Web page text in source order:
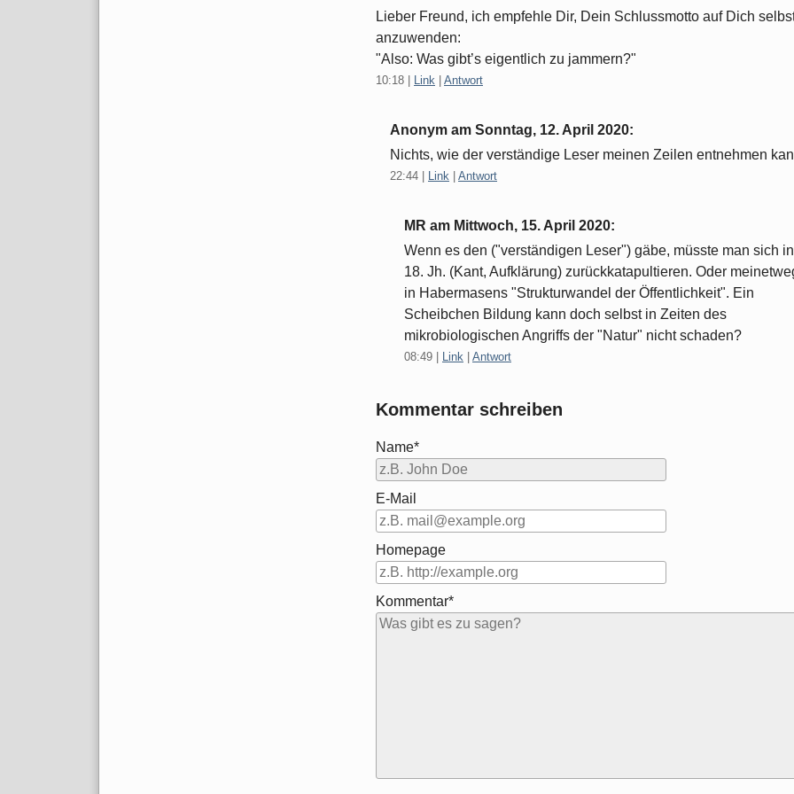
Lieber Freund, ich empfehle Dir, Dein Schlussmotto auf Dich
anzuwenden:
"Also: Was gibt’s eigentlich zu jammern?"
10:18 Link Antwort
Anonym am Sonntag, 12. April 2020:
Nichts, wie der verständige Leser meinen Zeilen entnehmen
22:44 Link Antwort
MR am Mittwoch, 15. April 2020:
Wenn es den ("verständigen Leser") gäbe, müsste man sich
18. Jh. (Kant, Aufklärung) zurückkatapultieren. Oder
in Habermasens "Strukturwandel der Öffentlichkeit". Ein
Scheibchen Bildung kann doch selbst in Zeiten des
mikrobiologischen Angriffs der "Natur" nicht schaden?
08:49 Link Antwort
Kommentar schreiben
Name*
E-Mail
Homepage
Kommentar*